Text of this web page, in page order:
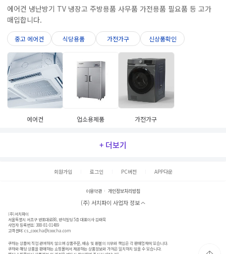
에어컨 냉난방기 TV 냉장고 주방용품 사무품 가전용품 필요품 등 고가
매입합니다.
중고 에어컨 식당용품 가전가구 신상품확인
에어컨 업소용제품 가전가구
+ 더보기
회원가입 로그인 PC버전 APP다운
이용약관 개인정보처리방침
(주) 서치파이 사업자 정보
(주)서치파이
서울특별시 서초구 반포대로88, 반석빌딩 5층 대표이사 김태묵
사업자 등록번호: 388-81-01489
고객센터:cs_coocha@coocha.com
쿠차는 상품에 직접 관여하지 않으며 상품주문, 배송 및 환불의 의무와 책임은 각 판매업체에 있습니다.
쿠차와 해당 상품을 판매하는 쇼핑몰에서 제공하는 상품정보와 가격은 일치하지 않을 수 있습니다.